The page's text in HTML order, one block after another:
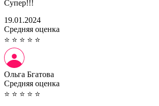
Супер!!!
19.01.2024
Cредняя оценка
⭐ ⭐ ⭐ ⭐ ⭐
Ольга Бгатова
Cредняя оценка
⭐ ⭐ ⭐ ⭐ ⭐